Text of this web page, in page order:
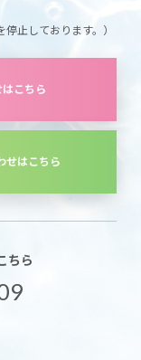
止しております。）
こちら
せはこちら
ちら